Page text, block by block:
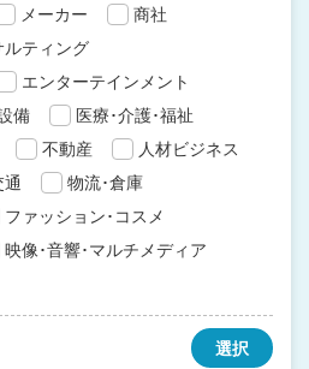
メーカー
商社
ルティング
エンターテインメント
備
医療･介護･福祉
不動産
人材ビジネス
物流･倉庫
ファッション･コスメ
映像･音響･マルチメディア
選択